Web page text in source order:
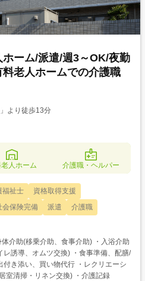
ーム/派遣/週3～OK/夜勤
老人ホームでの介護職
より徒歩13分
人ホーム 介護職・ヘルパー
福祉士
資格取得支援
会保険完備 派遣
介護職
誘導、オムツ交換) ・食事準備、配膳/
き添い、買い物代行 ・レクリエーシ
室清掃・リネン交換) ・介護記録